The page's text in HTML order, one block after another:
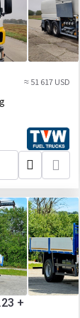
≈ 51 617 USD
+